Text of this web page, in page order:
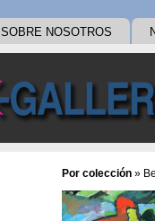
SOBRE NOSOTROS
Por colección »